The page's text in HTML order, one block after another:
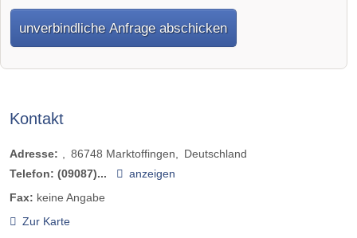
unverbindliche Anfrage abschicken
Kontakt
Adresse: 86748 Marktoffingen
Deutschland
Telefon: (09087)...
anzeigen
Fax: keine Angabe
Zur Karte